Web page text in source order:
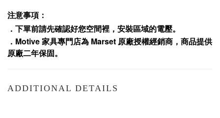
注意事項：
．下單前請先確認好您空間裡，安裝區域的電壓。
． Motive家具專門店為 Marset 原廠授權經銷商，商品提供
原廠二年保固。
ADDITIONAL DETAILS